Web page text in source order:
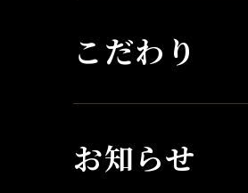
こだわり
お知らせ